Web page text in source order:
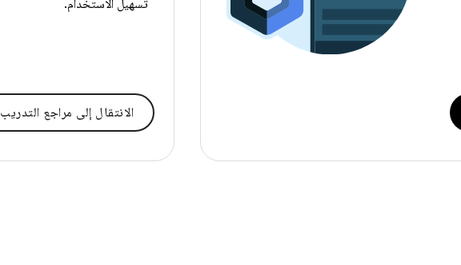
تسهيل الاستخدام.
الانتقال إلى مراجع التدريب